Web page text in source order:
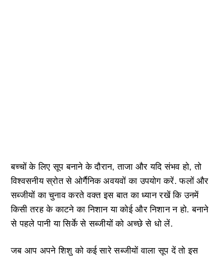
बच्चों के लिए सूप बनाने के दौरान, ताजा और यदि संभव हो, तो
विश्वसनीय स्रोत से ओर्गैनिक अवयवों का उपयोग करें. फलों और
सब्जीयों का चुनाव करते वक्त इस बात का ध्यान रखें कि उनमें
किसी तरह के काटने का निशान या कोई और निशान न हो. बनाने
से पहले पानी या सिर्के से सब्जीयों को अच्छे से धो लें.
जब आप अपने शिशु को कई सारे सब्जीयों वाला सूप दें तो इस